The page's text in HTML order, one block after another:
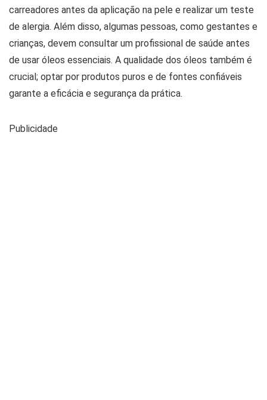
carreadores antes da aplicação na pele e realizar um teste
de alergia. Além disso, algumas pessoas, como gestantes e
crianças, devem consultar um profissional de saúde antes
de usar óleos essenciais. A qualidade dos óleos também é
crucial; optar por produtos puros e de fontes confiáveis
garante a eficácia e segurança da prática.
Publicidade